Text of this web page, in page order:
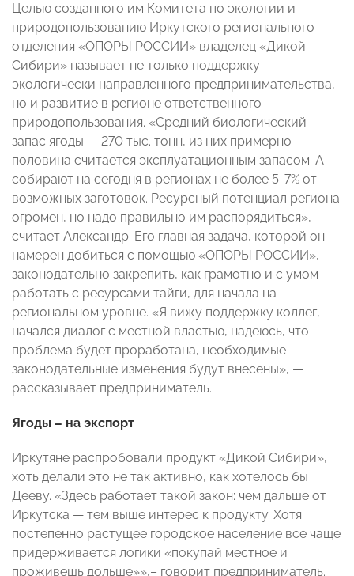
Целью созданного им Комитета по экологии и
природопользованию Иркутского регионального
отделения «ОПОРЫ РОССИИ» владелец «Дикой
Сибири» называет не только поддержку
экологически направленного предпринимательства,
но и развитие в регионе ответственного
природопользования. «Средний биологический
запас ягоды — 270 тыс. тонн, из них примерно
половина считается эксплуатационным запасом. А
собирают на сегодня в регионах не более 5-7% от
возможных заготовок. Ресурсный потенциал региона
огромен, но надо правильно им распорядиться»,—
считает Александр. Его главная задача, которой он
намерен добиться с помощью «ОПОРЫ РОССИИ», —
законодательно закрепить, как грамотно и с умом
работать с ресурсами тайги, для начала на
региональном уровне. «Я вижу поддержку коллег,
начался диалог с местной властью, надеюсь, что
проблема будет проработана, необходимые
законодательные изменения будут внесены», —
рассказывает предприниматель.
Ягоды – на экспорт
Иркутяне распробовали продукт «Дикой Сибири»,
хоть делали это не так активно, как хотелось бы
Дееву. «Здесь работает такой закон: чем дальше от
Иркутска — тем выше интерес к продукту. Хотя
постепенно растущее городское население все чаще
придерживается логики «покупай местное и
проживешь дольше»»,– говорит предприниматель.